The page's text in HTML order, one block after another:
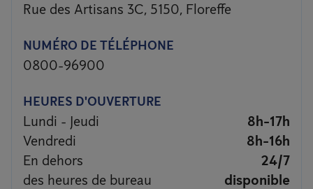
Rue des Artisans 3C, 5150, Floreffe
NUMÉRO DE TÉLÉPHONE
0800-96900
HEURES D'OUVERTURE
Lundi - Jeudi
8h-17h
Vendredi
8h-16h
En dehors
24/7
des heures de bureau
disponible